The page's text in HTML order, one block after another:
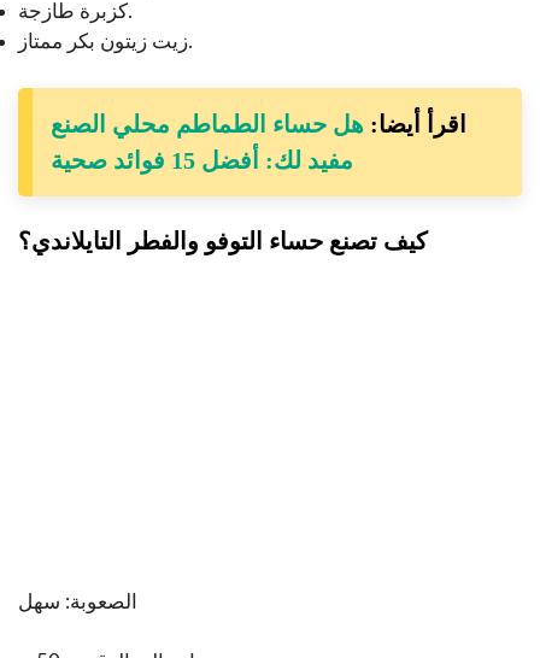
كزبرة طازجة.
زيت زيتون بكر ممتاز.
اقرأ أيضا: هل حساء الطماطم محلي الصنع
مفيد لك: أفضل 15 فوائد صحية
كيف تصنع حساء التوفو والفطر التايلاندي؟
الصعوبة: سهل